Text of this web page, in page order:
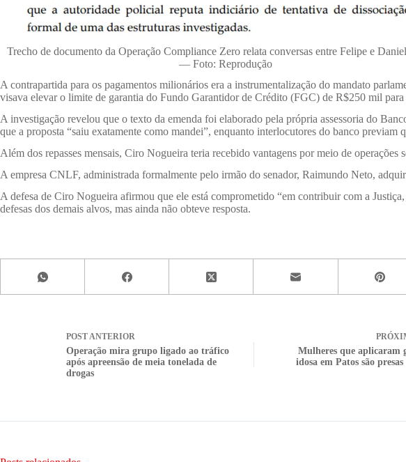
Trecho de documento da Operação Compliance Zero relata conversas entre Felipe e
— Foto: Reprodução
A contrapartida para os pagamentos milionários era a instrumentalização do mandato
visava elevar o limite de garantia do Fundo Garantidor de Crédito (FGC) de R$250 mil
A investigação revelou que o texto da emenda foi elaborado pela própria assessoria do
que a proposta “saiu exatamente como mandei”, enquanto interlocutores do banco previam
Além dos repasses mensais, Ciro Nogueira teria recebido vantagens por meio de operações
A empresa CNLF, administrada formalmente pelo irmão do senador, Raimundo Neto,
A defesa de Ciro Nogueira afirmou que ele está comprometido “em contribuir com a
defesas dos demais alvos, mas ainda não obteve resposta.
POSTANTERIOR
Operação mira grupo ligado ao tráfico
após apreensão de meia tonelada de
drogas
Mulheres que aplicaram
idosa em Patos são